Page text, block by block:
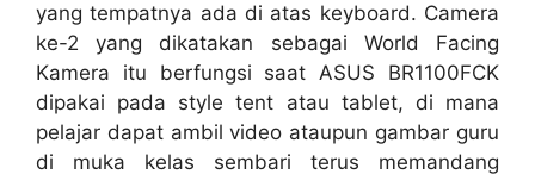
yang tempatnya ada di atas keyboard. Camera
ke-2 yang dikatakan sebagai World Facing
Kamera itu berfungsi saat ASUS BR1100FCK
dipakai pada style tent atau tablet, di mana
pelajar dapat ambil video ataupun gambar guru
di muka kelas sembari terus memandang